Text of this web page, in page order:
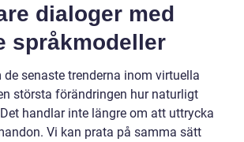
dialoger med
språkmodeller
de senaste trenderna inom virtuella
största förändringen hur naturligt
handlar inte längre om att uttrycka
Vi kan prata på samma sätt